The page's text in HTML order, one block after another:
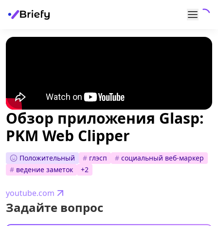
Обзор приложения Glasp:
PKM Web Clipper
Положительный # глэсп # социальный веб-маркер
# ведение заметок +2
youtube.com
Задайте вопрос